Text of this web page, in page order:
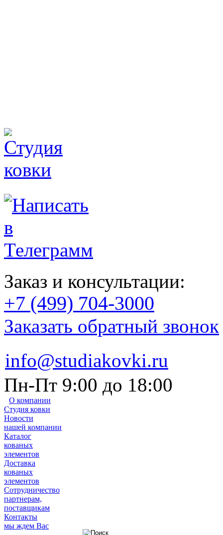
Заказ и консультации:
+7 (499) 704-3000
Заказать обратный звонок
info@studiakovki.ru
Пн-Пт 9:00 до 18:00
О компании
Студия ковки
Новости
нашей компании
Каталог
кованых
элементов
Доставка
кованых
элементов
Сотрудничество
партнерам,
поставщикам
Контакты
мы ждем Вас